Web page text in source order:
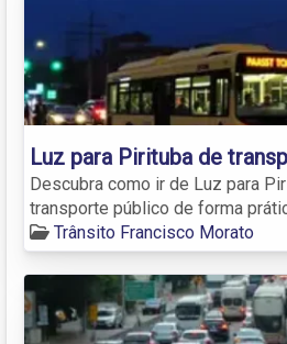
Luz para Pirituba de
Descubra como ir de Luz para
transporte público de forma
Trânsito Francisco Morato